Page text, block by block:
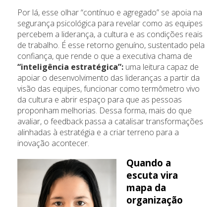
Por lá, esse olhar “contínuo e agregado” se apoia na
segurança psicológica para revelar como as equipes
percebem a liderança, a cultura e as condições reais
de trabalho. É esse retorno genuíno, sustentado pela
confiança, que rende o que a executiva chama de
“inteligência estratégica”: uma leitura capaz de
apoiar o desenvolvimento das lideranças a partir da
visão das equipes, funcionar como termômetro vivo
da cultura e abrir espaço para que as pessoas
proponham melhorias. Dessa forma, mais do que
avaliar, o feedback passa a catalisar transformações
alinhadas à estratégia e a criar terreno para a
inovação acontecer.
Quando a
escuta vira
mapa da
organização